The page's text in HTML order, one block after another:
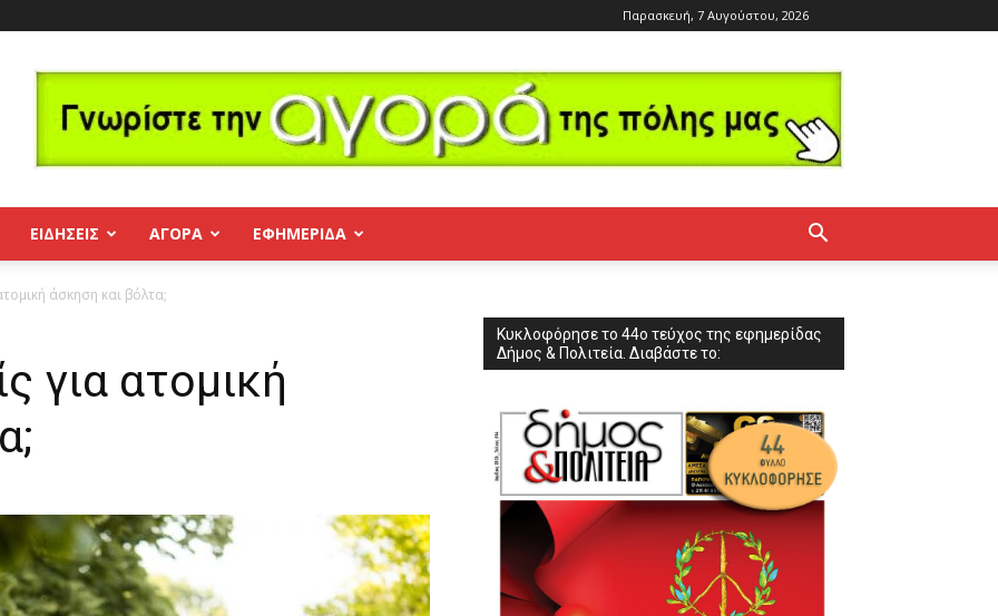
Παρασκευή, 7 Αυγούστου, 2026
ΕΙΔΗΣΕΙΣ ΑΓΟΡΑ ΕΦΗΜΕΡΊΔΑ
άσκηση και βόλτα;
για ατομική
Κυκλοφόρησε το 44ο τεύχος της εφημερίδας
Δήμος & Πολιτεία. Διαβάστε το: